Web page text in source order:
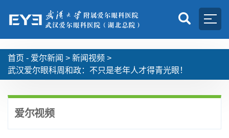
首页 - 爱尔新闻 > 新闻视频 >
武汉爱尔眼科周和政：不只是老年人才得青光眼！
爱尔视频